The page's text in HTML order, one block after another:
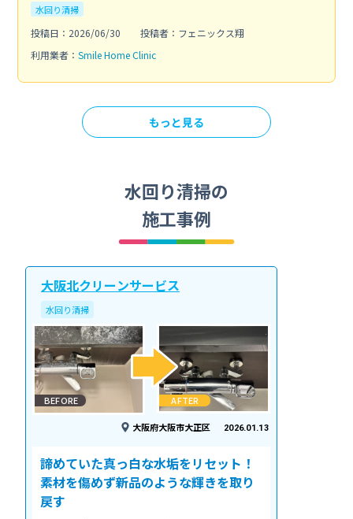
水回り清掃
投稿日：2026/06/30
投稿者：フェニックス翔
利用業者： Smile Home Clinic
もっと見る
水回り清掃の
施工事例
大阪北クリーンサービス
水回り清掃
BEFORE AFTER
大阪府大阪市大正区 2026.01.13
諦めていた真っ白な水垢をリセット！
素材を傷めず新品のような輝きを取り
戻す